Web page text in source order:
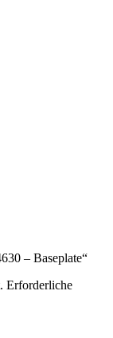
– Baseplate“
Erforderliche